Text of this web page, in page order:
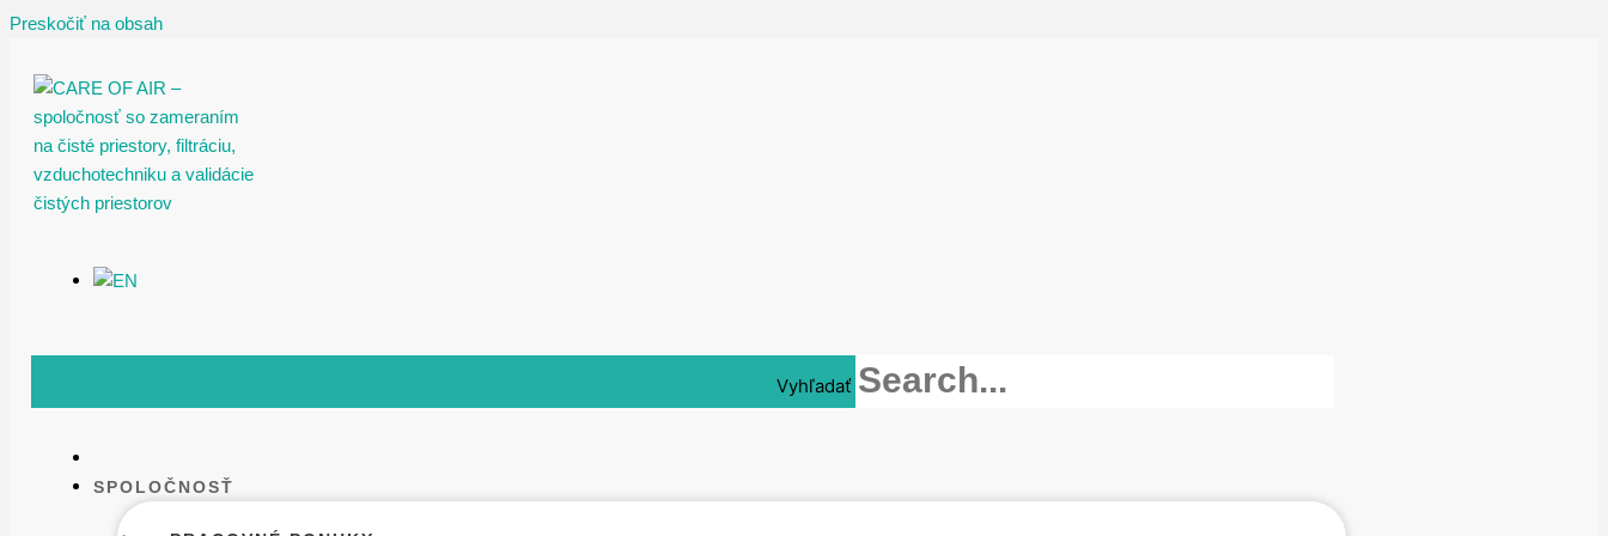
Preskočiť na obsah
Vyhľadať
SPOLOČNOSŤ